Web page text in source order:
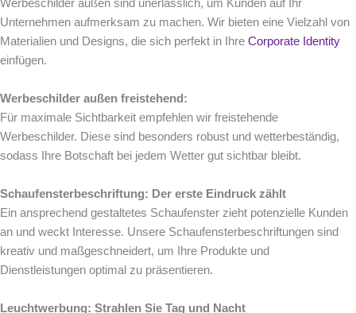
Werbeschilder außen sind unerlässlich, um Kunden auf Ihr
Unternehmen aufmerksam zu machen. Wir bieten eine Vielzahl von
Materialien und Designs, die sich perfekt in Ihre Corporate Identity
einfügen.
Werbeschilder außen freistehend:
Für maximale Sichtbarkeit empfehlen wir freistehende
Werbeschilder. Diese sind besonders robust und wetterbeständig,
sodass Ihre Botschaft bei jedem Wetter gut sichtbar bleibt.
Schaufensterbeschriftung: Der erste Eindruck zählt
Ein ansprechend gestaltetes Schaufenster zieht potenzielle Kunden
an und weckt Interesse. Unsere Schaufensterbeschriftungen sind
kreativ und maßgeschneidert, um Ihre Produkte und
Dienstleistungen optimal zu präsentieren.
Leuchtwerbung: Strahlen Sie Tag und Nacht